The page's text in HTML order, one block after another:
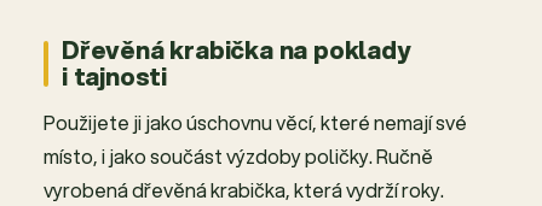
Dřevěná krabička na poklady
i tajnosti
Použijete ji jako úschovnu věcí, které nemají své
místo, i jako součást výzdoby poličky. Ručně
vyrobená dřevěná krabička, která vydrží roky.